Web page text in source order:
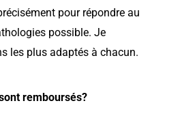
pour répondre au
possible. Je
les plus adaptés à chacun.
remboursés?